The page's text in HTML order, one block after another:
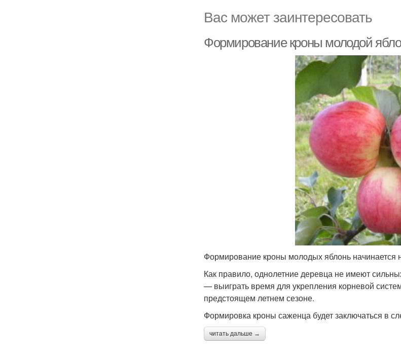
Вас может заинтересовать
Формирование кроны молодой
Формирование кроны молодых яблонь начинается
Как правило, однолетние деревца не имеют
— выиграть время для укрепления корневой
предстоящем летнем сезоне.
Формировка кроны саженца будет заключаться в
читать дальше →